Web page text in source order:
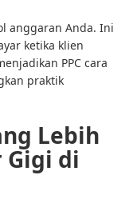
anggaran Anda. Ini
ketika klien
PPC cara
praktik
Lebih
di